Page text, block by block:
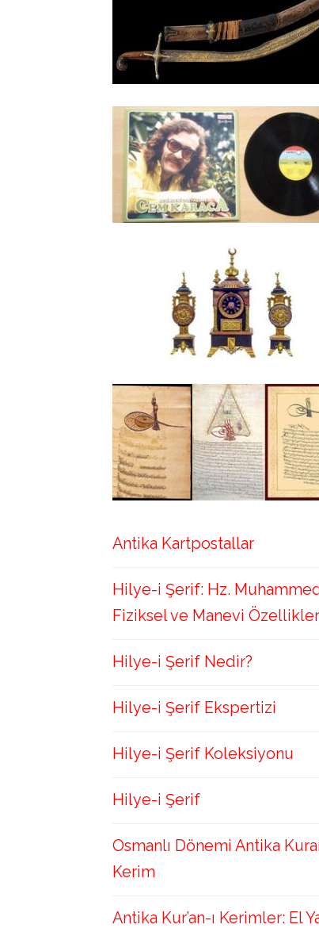
Antika Kartpostallar
Hilye-i Şerif: Hz.
Fiziksel ve Manevi
Hilye-i Şerif Nedir?
Hilye-i Şerif Ekspertizi
Hilye-i Şerif Koleksiyonu
Hilye-i Şerif
Osmanlı Dönemi Antika
Kerim
Antika Kur’an-ı Kerimler: El